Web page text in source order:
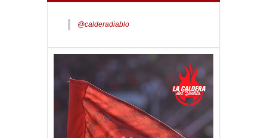
@calderadiablo